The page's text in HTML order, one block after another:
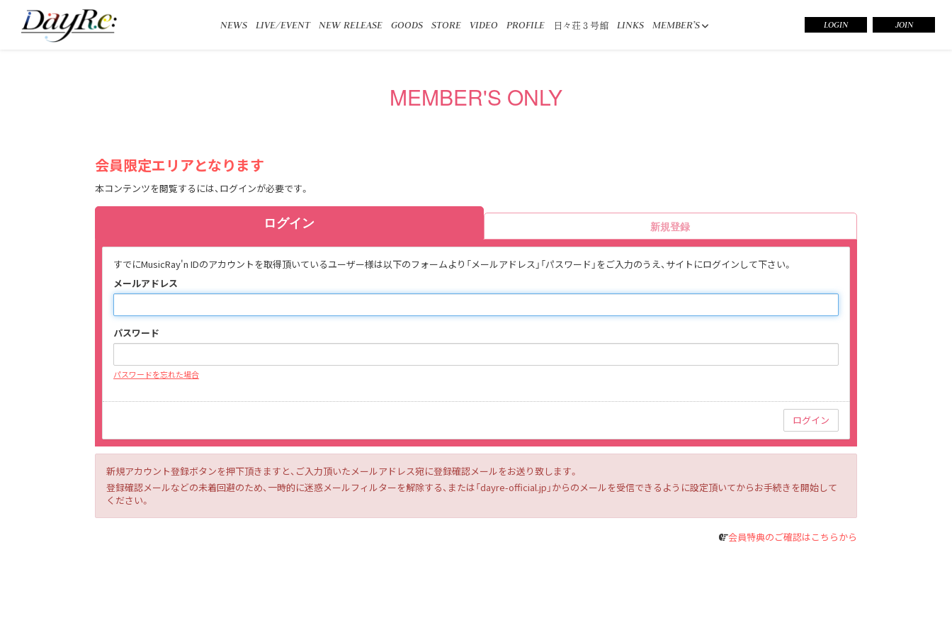
NEWS LIVE/EVENT NEW RELEASE GOODS STORE VIDEO PROFILE 日々荘３号館 LINKS MEMBER’S LOGIN JOIN
MEMBER'S ONLY
会員限定エリアとなります
本コンテンツを閲覧するには、ログインが必要です。
ログイン 新規登録
すでにMusicRay'n IDのアカウントを取得頂いているユーザー様は以下のフォームより「メールアドレス」「パスワード」をご入力のうえ、サイトにログインして下さい。
メールアドレス
パスワード
パスワードを忘れた場合
新規アカウント登録ボタンを押下頂きますと、ご入力頂いたメールアドレス宛に登録確認メールをお送り致します。
登録確認メールなどの未着回避のため、一時的に迷惑メールフィルターを解除する、または「dayre-official.jp」からのメールを受信できるように設定頂いてからお手続きを開始して
ください。
会員特典のご確認はこちらから